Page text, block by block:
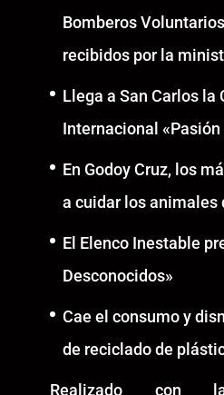
Bomberos
recibidos por la
Llega a San Carlos la
Internacional
En Godoy Cruz, los
a cuidar los animales
El Elenco Inestable
Desconocidos»
Cae el consumo y
de reciclado de
Realizado con